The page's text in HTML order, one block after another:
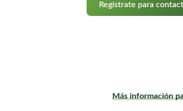
Regístrate para
Más información